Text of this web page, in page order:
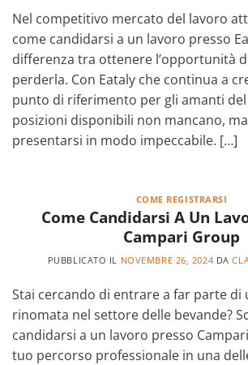
Nel competitivo mercato del lavoro
come candidarsi a un lavoro presso
differenza tra ottenere l’opportunità
perderla. Con Eataly che continua a
punto di riferimento per gli amanti
posizioni disponibili non mancano,
presentarsi in modo impeccabile. […]
COME REGISTRARSI
Come Candidarsi A Un
Campari Group
PUBBLICATO IL NOVEMBRE 26, 2024 DA
Stai cercando di entrare a far parte di
rinomata nel settore delle bevande?
candidarsi a un lavoro presso
tuo percorso professionale in una